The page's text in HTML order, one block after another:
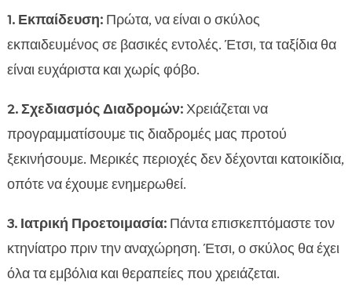
1. Εκπαίδευση:Πρώτα, να είναι ο σκύλος
εκπαιδευμένος σε βασικές εντολές. Έτσι, τα ταξίδια θα
είναι ευχάριστα και χωρίς φόβο.
2. Σχεδιασμός Διαδρομών:Χρειάζεται να
προγραμματίσουμε τις διαδρομές μας προτού
ξεκινήσουμε. Μερικές περιοχές δεν δέχονται κατοικίδια,
οπότε να έχουμε ενημερωθεί.
3. Ιατρική Προετοιμασία:Πάντα επισκεπτόμαστε τον
κτηνίατρο πριν την αναχώρηση. Έτσι, ο σκύλος θα έχει
όλα τα εμβόλια και θεραπείες που χρειάζεται.